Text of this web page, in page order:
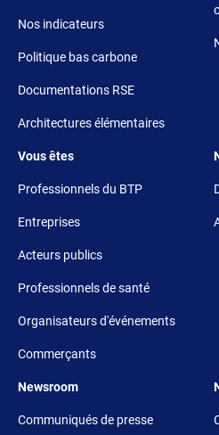
Nos indicateurs
Politique bas carbone
Documentations RSE
Architectures élémentaires
Footer 3
Vous êtes
Professionnels du BTP
Entreprises
Acteurs publics
Professionnels de santé
Organisateurs d'événements
Commerçants
Footer 5
Newsroom
Communiqués de presse